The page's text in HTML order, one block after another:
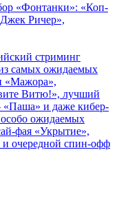
«Фонтанки»: «Коп-
Ричер»,
стриминг
самых ожидаемых
«Мажора»,
Витю!», лучший
«Паша» и даже кибер-
ожидаемых
фая «Укрытие»,
и очередной спин-офф